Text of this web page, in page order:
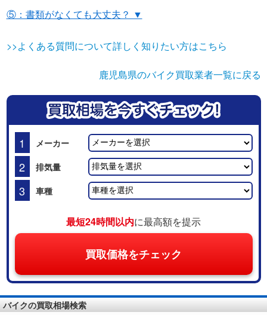
⑤：書類がなくても大丈夫？ ▼
>>よくある質問について詳しく知りたい方はこちら
鹿児島県のバイク買取業者一覧に戻る
1 メーカー
2 排気量
3 車種
最短24時間以内に最高額を提示
買取価格をチェック
バイクの買取相場検索